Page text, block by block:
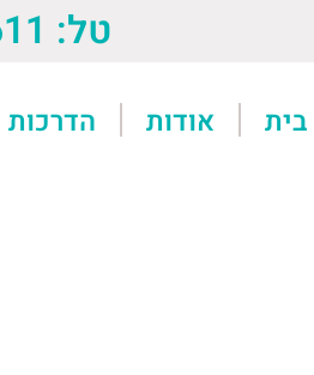
טל: 073-7613611
בית אודות הדרכות